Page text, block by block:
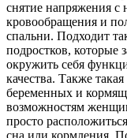
снятие напряжения
кровообращения и
спальни. Подходит
подростков, которые
окружить себя
качества. Также
беременных и
возможностям
просто